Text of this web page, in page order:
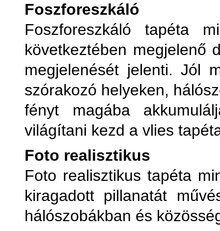
Foszforeszkáló
Foszforeszkáló tapéta
következtében megjelenő
megjelenését jelenti. Jól
szórakozó helyeken,
fényt magába
világítani kezd a vlies
Foto realisztikus
Foto realisztikus tapéta
kiragadott pillanatát
hálószobákban és